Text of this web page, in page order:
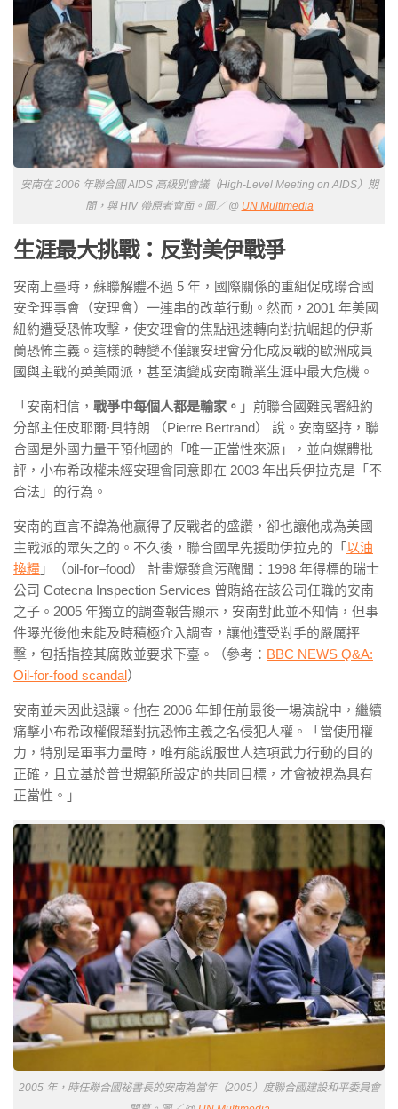
安南在 2006 年聯合國 AIDS 高級別會議（High-Level Meeting on AIDS）期
間，與 HIV 帶原者會面。圖／ @ UN Multimedia
生涯最大挑戰：反對美伊戰爭
安南上臺時，蘇聯解體不過 5 年，國際關係的重組促成聯合國
安全理事會（安理會）一連串的改革行動。然而，2001 年美國
紐約遭受恐怖攻擊，使安理會的焦點迅速轉向對抗崛起的伊斯
蘭恐怖主義。這樣的轉變不僅讓安理會分化成反戰的歐洲成員
國與主戰的英美兩派，甚至演變成安南職業生涯中最大危機。
「安南相信， 戰爭中每個人都是輸家。 」前聯合國難民署紐約
分部主任皮耶爾∙貝特朗 （Pierre Bertrand） 說。安南堅持，聯
合國是外國力量干預他國的「唯一正當性來源」，並向媒體批
評，小布希政權未經安理會同意即在 2003 年出兵伊拉克是「不
合法」的行為。
安南的直言不諱為他贏得了反戰者的盛讚，卻也讓他成為美國
主戰派的眾矢之的。不久後，聯合國早先援助伊拉克的「 以油
換糧 」（oil-for–food） 計畫爆發貪污醜聞：1998 年得標的瑞士
公司 Cotecna Inspection Services 曾賄絡在該公司任職的安南
之子。2005 年獨立的調查報告顯示，安南對此並不知情，但事
件曝光後他未能及時積極介入調查，讓他遭受對手的嚴厲抨
擊，包括指控其腐敗並要求下臺。（參考： BBC NEWS Q&A:
Oil-for-food scandal）
安南並未因此退讓。他在 2006 年卸任前最後一場演說中，繼續
痛擊小布希政權假藉對抗恐怖主義之名侵犯人權。「當使用權
力，特別是軍事力量時，唯有能說服世人這項武力行動的目的
正確，且立基於普世規範所設定的共同目標，才會被視為具有
正當性。」
2005 年，時任聯合國祕書長的安南為當年（2005）度聯合國建設和平委員會